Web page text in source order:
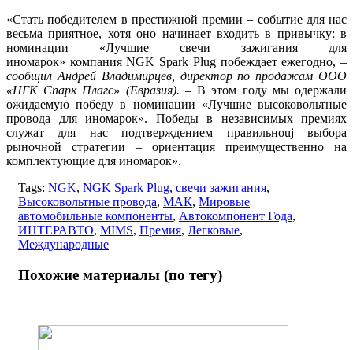
«Стать победителем в престижной премии – событие для нас
весьма приятное, хотя оно начинает входить в привычку: в
номинации «Лучшие свечи зажигания для
иномарок» компания NGK Spark Plug побеждает ежегодно, –
сообщил Андрей Владимирцев, директор по продажам ООО
«НГК Спарк Плагс» (Евразия). – В этом году мы одержали
ожидаемую победу в номинации «Лучшие высоковольтные
провода для иномарок». Победы в независимых премиях
служат для нас подтверждением правильноuj выбора
рыночной стратегии – ориентация преимущественно на
комплектующие для иномарок».
Tags: NGK, NGK Spark Plug, свечи зажигания,
Высоковольтные провода, МАК, Мировые
автомобильные компоненты, Автокомпонент Года,
ИНТЕРАВТО, MIMS, Премия, Легковые,
Международные
Похожие материалы (по тегу)